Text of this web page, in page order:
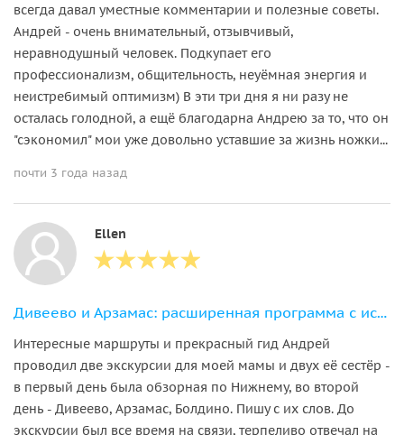
всегда давал уместные комментарии и полезные советы.
Андрей - очень внимательный, отзывчивый,
неравнодушный человек. Подкупает его
профессионализм, общительность, неуёмная энергия и
неистребимый оптимизм) В эти три дня я ни разу не
осталась голодной, а ещё благодарна Андрею за то, что он
"сэкономил" мои уже довольно уставшие за жизнь ножки...
почти 3 года назад
Ellen
Дивеево и Арзамас: расширенная программа с источником Серафима Саровского
Интересные маршруты и прекрасный гид Андрей
проводил две экскурсии для моей мамы и двух её сестёр -
в первый день была обзорная по Нижнему, во второй
день - Дивеево, Арзамас, Болдино. Пишу с их слов. До
экскурсии был все время на связи, терпеливо отвечал на